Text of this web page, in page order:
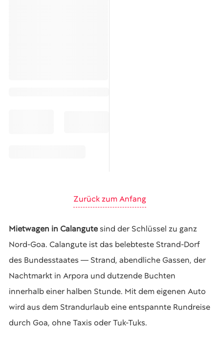
Zurück zum Anfang
Mietwagen in Calangutesind der Schlüssel zu ganz
Nord-Goa. Calangute ist das belebteste Strand-Dorf
des Bundesstaates — Strand, abendliche Gassen, der
Nachtmarkt in Arpora und dutzende Buchten
innerhalb einer halben Stunde. Mit dem eigenen Auto
wird aus dem Strandurlaub eine entspannte Rundreise
durch Goa, ohne Taxis oder Tuk-Tuks.